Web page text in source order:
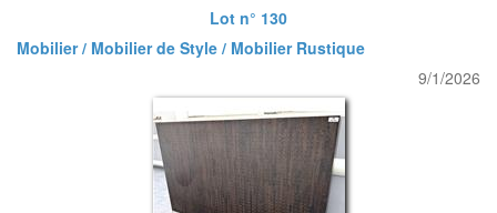
Lot n° 130
Mobilier / Mobilier de Style / Mobilier Rustique
9/1/2026